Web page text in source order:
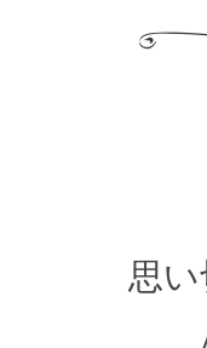
思い